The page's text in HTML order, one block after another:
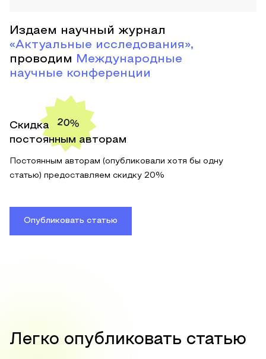
Издаем научный журнал
«Актуальные исследования»,
проводим
Международные
научные конференции
Скидка 20%
постоянным авторам
Постоянным авторам (опубликовали хотя бы одну
статью) предоставляем скидку 20%
Опубликовать статью
Легко опубликовать статью